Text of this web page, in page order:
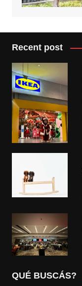
Recent post
QUÉ BUSCÁS?